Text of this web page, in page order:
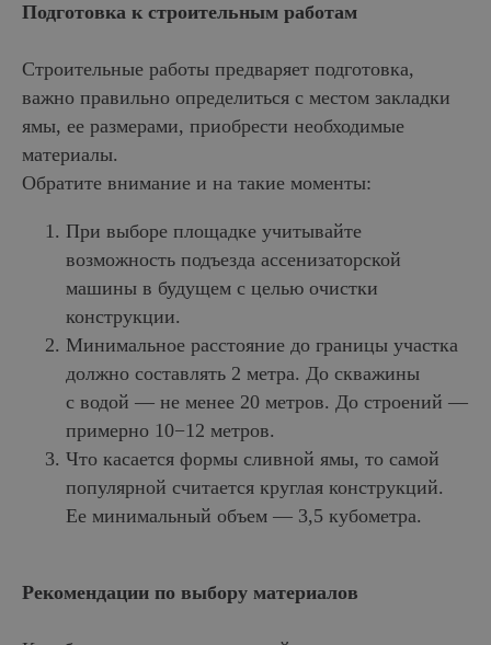
Подготовка к строительным работам
Строительные работы предваряет подготовка,
важно правильно определиться с местом закладки
ямы, ее размерами, приобрести необходимые
материалы.
Обратите внимание и на такие моменты:
При выборе площадке учитывайте
возможность подъезда ассенизаторской
машины в будущем с целью очистки
конструкции.
Минимальное расстояние до границы участка
должно составлять 2 метра. До скважины
с водой — не менее 20 метров. До строений —
примерно 10−12 метров.
Что касается формы сливной ямы, то самой
популярной считается круглая конструкций.
Ее минимальный объем — 3,5 кубометра.
Рекомендации по выбору материалов